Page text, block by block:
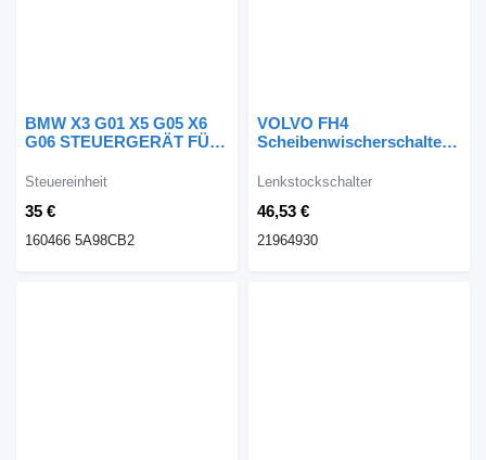
BMW X3 G01 X5 G05 X6
G06 STEUERGERÄT FÜR
5A98CB2 Steuereinheit für
STEROWNIK MODUŁ
KLIMATYZACJI 160466
35 €
Steuereinheit
160466 5A98CB2
VOLVO FH4
Scheibenwischerschalter
Lenkstockschalter für
Sattelzugmaschine
46,53 €
Lenkstockschalter
21964930